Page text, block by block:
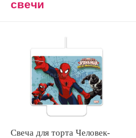
свечи
Свеча для торта Человек-